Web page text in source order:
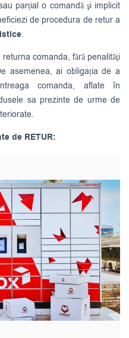
parțial o comandă şi implicit
de procedura de retur a
.
comanda, fără penalităţi
asemenea, ai obligația de a
comanda, aflate în
sa prezinte de urme de
de RETUR: